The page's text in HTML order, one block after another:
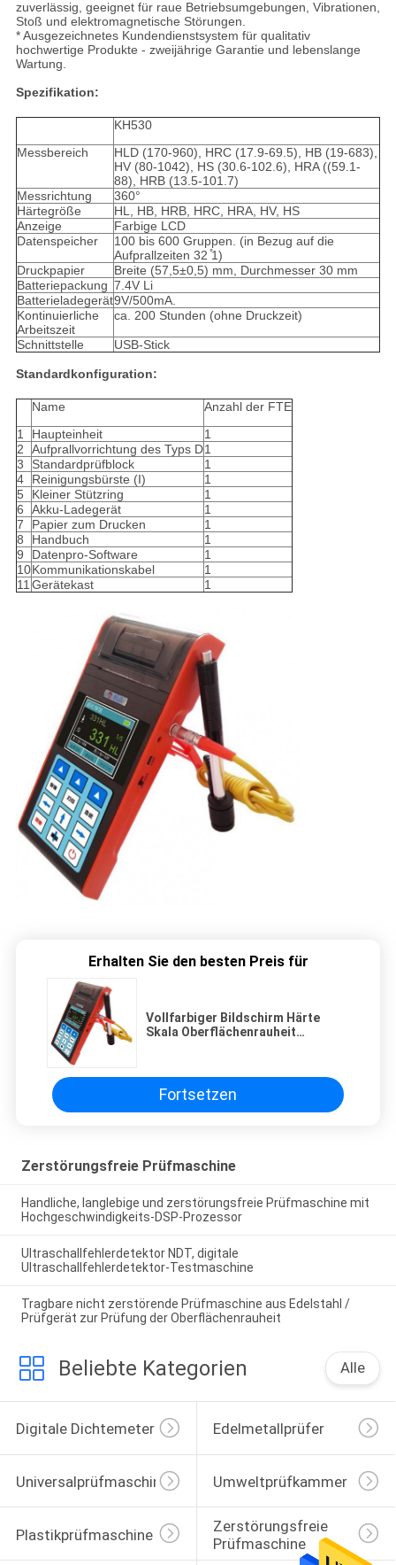
zuverlässig, geeignet für raue Betriebsumgebungen, Vibrationen,
Stoß und elektromagnetische Störungen.
* Ausgezeichnetes Kundendienstsystem für qualitativ
hochwertige Produkte - zweijährige Garantie und lebenslange
Wartung.
Spezifikation:
KH530
Messbereich
HLD (170-960), HRC (17.9-69.5), HB (19-683),
HV (80-1042), HS (30.6-102.6), HRA ((59.1-
88), HRB (13.5-101.7)
Messrichtung
360°
Härtegröße
HL, HB, HRB, HRC, HRA, HV, HS
Anzeige
Farbige LCD
Datenspeicher
100 bis 600 Gruppen. (in Bezug auf die
Aufprallzeiten 32 ̊1)
Druckpapier
Breite (57,5±0,5) mm, Durchmesser 30 mm
Batteriepackung 7.4V Li
Batterieladegerät9V/500mA.
Kontinuierliche
Arbeitszeit
ca. 200 Stunden (ohne Druckzeit)
Schnittstelle USB-Stick
Standardkonfiguration:
Name
Anzahl der FTE
1
Haupteinheit
1
2
Aufprallvorrichtung des Typs D1
3
Standardprüfblock
1
4
Reinigungsbürste (I)
1
5
Kleiner Stützring
1
6
Akku-Ladegerät
1
7
Papier zum Drucken
1
8
Handbuch
1
9
Datenpro-Software
1
10Kommunikationskabel
1
11Gerätekast 1
Erhalten Sie den besten Preis für
Vollfarbiger Bildschirm Härte
Skala Oberflächenrauheit
Fortsetzen
Zerstörungsfreie Prüfmaschine
Handliche, langlebige und zerstörungsfreie Prüfmaschine mit
Hochgeschwindigkeits-DSP-Prozessor
Ultraschallfehlerdetektor NDT, digitale
Ultraschallfehlerdetektor-Testmaschine
Tragbare nicht zerstörende Prüfmaschine aus Edelstahl /
Prüfgerät zur Prüfung der Oberflächenrauheit
Beliebte Kategorien Alle
Digitale Dichtemeter Edelmetallprüfer
Universalprüfmaschine Umweltprüfkammer
Plastikprüfmaschine
Zerstörungsfreie
Prüfmaschine